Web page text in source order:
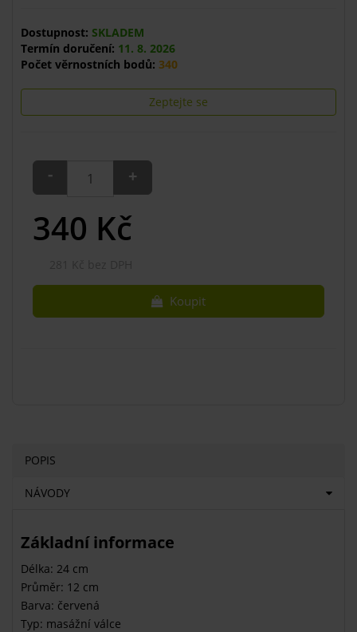
Dostupnost: SKLADEM
Termín doručení: 11. 8. 2026
Počet věrnostních bodů: 340
Zeptejte se
- +
340 Kč
Koupit
POPIS
NÁVODY
Základní informace
Délka: 24 cm
Průměr: 12 cm
Barva: červená
Typ: masážní válce